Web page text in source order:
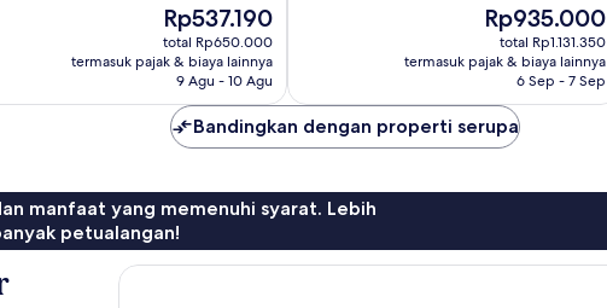
Harga
sekarang
Rp537.190
Rp537.190
total Rp650.000
termasuk pajak & biaya lainnya
9 Agu - 10 Agu
Harga
sekarang
Rp935.000
Rp935.000
total Rp1.131.350
termasuk pajak & biaya lainnya
6 Sep - 7 Sep
Bandingkan dengan properti serupa
manfaat yang memenuhi syarat. Lebih
petualangan!